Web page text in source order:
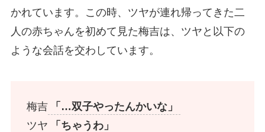
かれています。この時、ツヤが連れ帰ってきた二
人の赤ちゃんを初めて見た梅吉は、ツヤと以下の
ような会話を交わしています。
梅吉
「…双子やったんかいな」
ツヤ
「ちゃうわ」